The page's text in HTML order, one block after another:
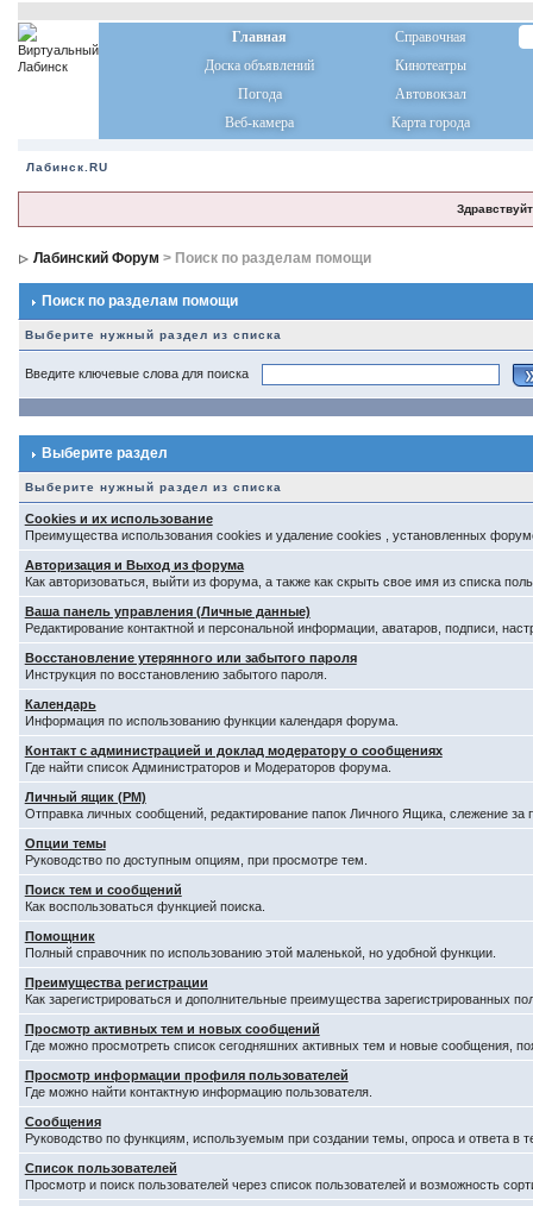
Главная
Справочная
Доска объявлений
Кинотеатры
Погода
Автовокзал
Веб-камера
Карта города
Лабинск.RU
Лабинский Форум > Поиск по разделам помощи
Поиск по разделам помощи
Выберите нужный раздел из списка
Введите ключевые слова для поиска
Выберите раздел
Выберите нужный раздел из списка
Cookies и их использование
Преимущества использования cookies и удаление cookies , установленных
Авторизация и Выход из форума
Как авторизоваться, выйти из форума, а также как скрыть свое имя из списка
Ваша панель управления (Личные данные)
Редактирование контактной и персональной информации, аватаров, подписи,
Восстановление утерянного или забытого пароля
Инструкция по восстановлению забытого пароля.
Календарь
Информация по использованию функции календаря форума.
Контакт с администрацией и доклад модератору о сообщениях
Где найти список Администраторов и Модераторов форума.
Личный ящик (PM)
Отправка личных сообщений, редактирование папок Личного Ящика, слежение
Опции темы
Руководство по доступным опциям, при просмотре тем.
Поиск тем и сообщений
Как воспользоваться функцией поиска.
Помощник
Полный справочник по использованию этой маленькой, но удобной функции.
Преимущества регистрации
Как зарегистрироваться и дополнительные преимущества зарегистрированных
Просмотр активных тем и новых сообщений
Где можно просмотреть список сегодняшних активных тем и новые сообщения,
Просмотр информации профиля пользователей
Где можно найти контактную информацию пользователя.
Сообщения
Руководство по функциям, используемым при создании темы, опроса и ответа в
Список пользователей
Просмотр и поиск пользователей через список пользователей и возможность